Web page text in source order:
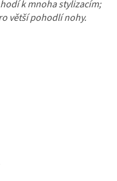
k mnoha stylizacím;
větší pohodlí nohy.